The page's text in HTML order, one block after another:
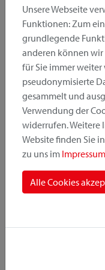
Produktkategorie
Montageposition
Unsere Webseite
Funktionen: Zum
grundlegende
anderen können wir
für Sie immer weiter
pseudonymisierte
gesammelt und
Verwendung der
widerrufen. Weitere
Website finden Sie
zu uns im Impressum
Alle Cookies